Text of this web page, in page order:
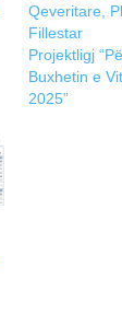
Qeveritare,
Fillestar
Projektligj
Buxhetin e
2025”